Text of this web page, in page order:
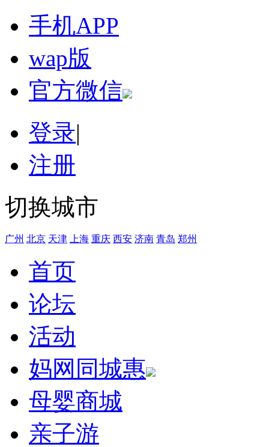
手机APP
wap版
官方微信
登录|
注册
切换城市
广州 北京 天津 上海 重庆 西安 济南 青岛 郑州
首页
论坛
活动
妈网同城惠
母婴商城
亲子游